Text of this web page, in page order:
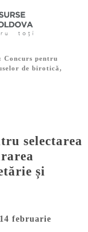
Concurs pentru
de birotică,
selectarea
și
februarie